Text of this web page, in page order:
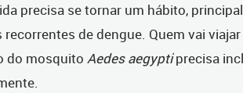
precisa se tornar um hábito,
recorrentes de dengue. Quem vai
do mosquito Aedes aegyptiprecisa